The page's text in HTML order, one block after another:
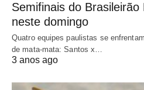
Semifinais do
neste domingo
Quatro equipes paulistas se
de mata-mata: Santos x…
3 anos ago